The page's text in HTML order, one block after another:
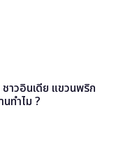
าวอินเดีย แขวนพริก
นทำไม ?